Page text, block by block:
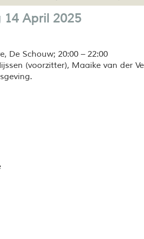
April 2025
De Schouw; 20:00 – 22:00
(voorzitter), Maaike van der